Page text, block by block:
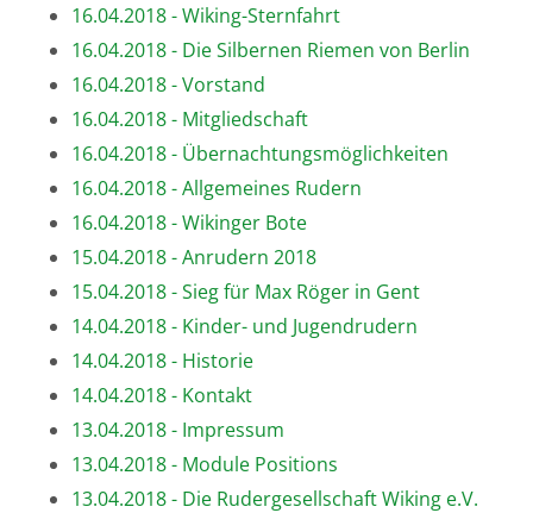
16.04.2018 - Wiking-Sternfahrt
16.04.2018 - Die Silbernen Riemen von Berlin
16.04.2018 - Vorstand
16.04.2018 - Mitgliedschaft
16.04.2018 - Übernachtungsmöglichkeiten
16.04.2018 - Allgemeines Rudern
16.04.2018 - Wikinger Bote
15.04.2018 - Anrudern 2018
15.04.2018 - Sieg für Max Röger in Gent
14.04.2018 - Kinder- und Jugendrudern
14.04.2018 - Historie
14.04.2018 - Kontakt
13.04.2018 - Impressum
13.04.2018 - Module Positions
13.04.2018 - Die Rudergesellschaft Wiking e.V.